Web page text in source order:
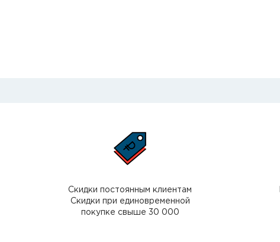
Скидки постоянным клиентам
Скидки при единовременной
покупке свыше 30 000